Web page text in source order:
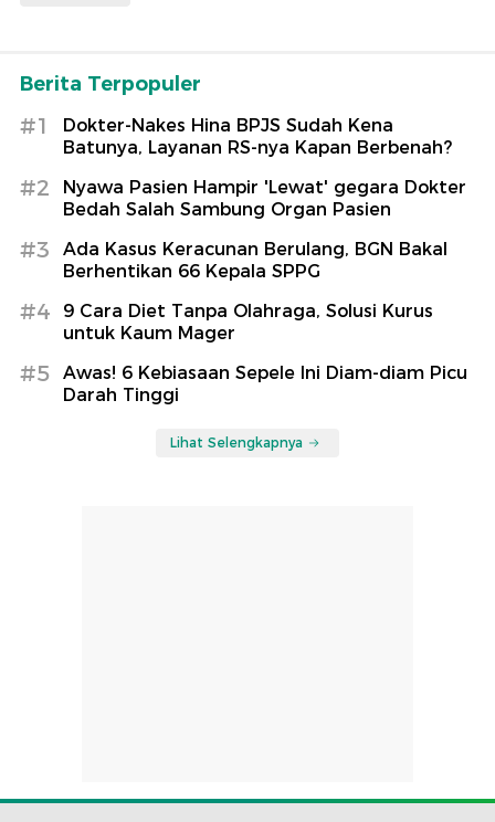
Berita Terpopuler
#1
Dokter-Nakes Hina BPJS Sudah Kena
Batunya, Layanan RS-nya Kapan Berbenah?
#2
Nyawa Pasien Hampir 'Lewat' gegara Dokter
Bedah Salah Sambung Organ Pasien
#3
Ada Kasus Keracunan Berulang, BGN Bakal
Berhentikan 66 Kepala SPPG
#4
9 Cara Diet Tanpa Olahraga, Solusi Kurus
untuk Kaum Mager
#5
Awas! 6 Kebiasaan Sepele Ini Diam-diam Picu
Darah Tinggi
Lihat Selengkapnya